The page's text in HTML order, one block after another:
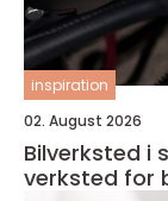
inspiration
02. August 2026
Bilverksted i
verksted for